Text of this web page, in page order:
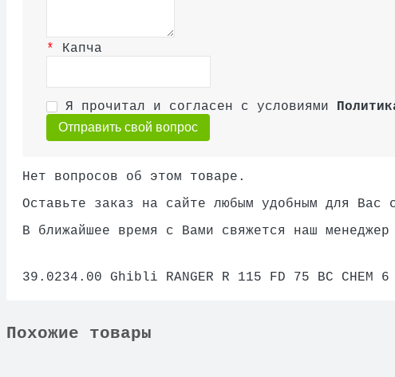
Капча
Я прочитал и согласен с условиями
Отправить свой вопрос
Нет вопросов об этом товаре.
Оставьте заказ на сайте любым удобным для Вас
В ближайшее время с Вами свяжется наш
39.0234.00 Ghibli RANGER R 115 FD 75 BC CHEM 6
Похожие товары